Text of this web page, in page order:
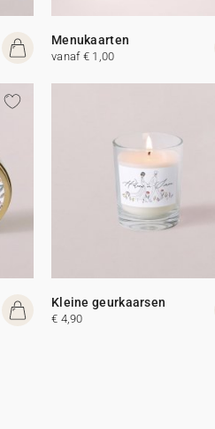
Menukaarten
vanaf € 1,00
Kleine geurkaarsen
€ 4,90